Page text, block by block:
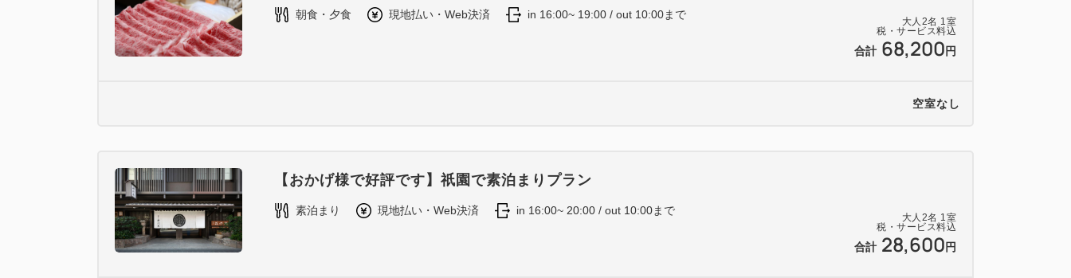
大人 2名 1室
税・サービス料込
合計 68,200 円
朝食・夕食 現地払い・Web決済 in 16:00~ 19:00 / out 10:00まで
空室なし
大人 2名 1室
税・サービス料込
合計 28,600 円
【おかげ様で好評です】祇園で素泊まりプラン
素泊まり 現地払い・Web決済 in 16:00~ 20:00 / out 10:00まで